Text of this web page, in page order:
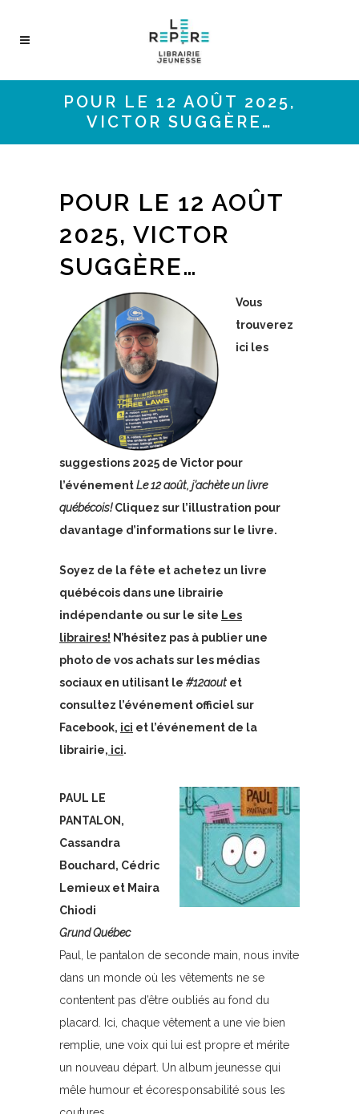
POUR LE 12 AOÛT 2025,
VICTOR SUGGÈRE…
POUR LE 12 AOÛT
2025, VICTOR
SUGGÈRE…
Vous
trouverez
ici les
suggestions 2025 de Victor pour
l’événementLe 12 août, j’achète un livre
québécois!Cliquez sur l’illustration pour
davantage d’informations sur le livre.
Soyez de la fête et achetez un livre
québécois dans une librairie
indépendante ou sur le site Les
libraires! N’hésitez pas à publier une
photo de vos achats sur les médias
sociaux en utilisant le #12aout et
consultez l’événement officiel sur
Facebook, ici et l’événement de la
librairie, ici.
PAUL LE
PANTALON,
Cassandra
Bouchard, Cédric
Lemieux et Maira
Chiodi
Grund Québec
Paul, le pantalon de seconde main, nous invite
dans un monde où les vêtements ne se
contentent pas d’être oubliés au fond du
placard. Ici, chaque vêtement a une vie bien
remplie, une voix qui lui est propre et mérite
un nouveau départ. Un album jeunesse qui
mêle humour et écoresponsabilité sous les